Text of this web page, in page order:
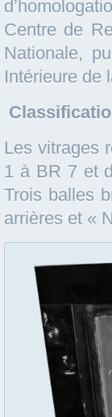
Centre de
Nationale,
Intérieure de
Les vitrages
1 à BR 7 et
Trois balles
arrières et «